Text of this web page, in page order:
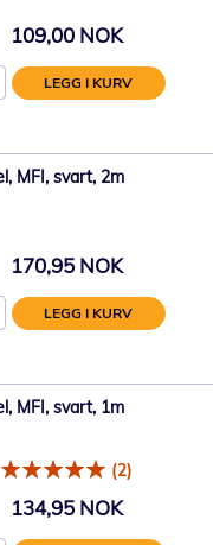
109,00 NOK
LEGG I KURV
MFI, svart, 2m
170,95 NOK
LEGG I KURV
MFI, svart, 1m
(2)
134,95 NOK